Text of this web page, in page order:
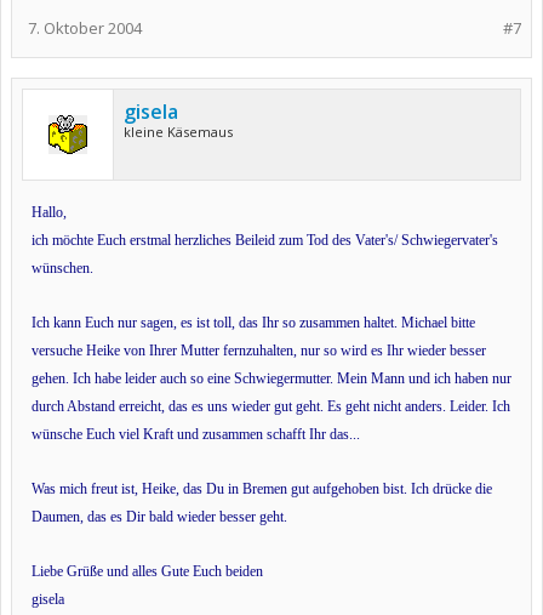
#7
7. Oktober 2004
gisela
kleine Käsemaus
Hallo,
ich möchte Euch erstmal herzliches Beileid zum Tod des Vater's/ Schwiegervater's
wünschen.
Ich kann Euch nur sagen, es ist toll, das Ihr so zusammen haltet. Michael bitte
versuche Heike von Ihrer Mutter fernzuhalten, nur so wird es Ihr wieder besser
gehen. Ich habe leider auch so eine Schwiegermutter. Mein Mann und ich haben nur
durch Abstand erreicht, das es uns wieder gut geht. Es geht nicht anders. Leider. Ich
wünsche Euch viel Kraft und zusammen schafft Ihr das...
Was mich freut ist, Heike, das Du in Bremen gut aufgehoben bist. Ich drücke die
Daumen, das es Dir bald wieder besser geht.
Liebe Grüße und alles Gute Euch beiden
gisela